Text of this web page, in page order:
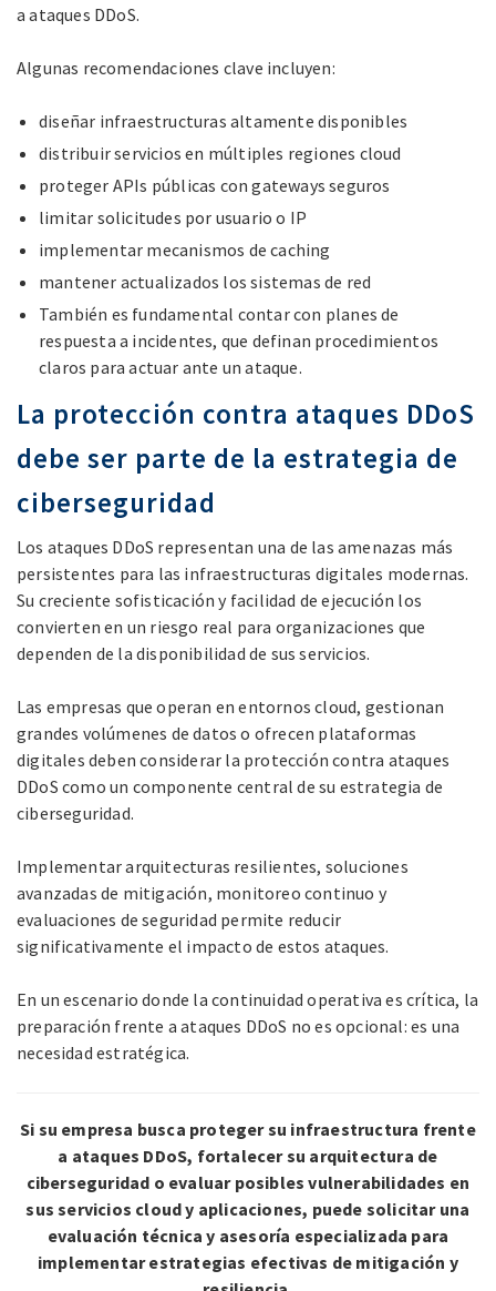
a ataques DDoS.
Algunas recomendaciones clave incluyen:
diseñar infraestructuras altamente disponibles
distribuir servicios en múltiples regiones cloud
proteger APIs públicas con gateways seguros
limitar solicitudes por usuario o IP
implementar mecanismos de caching
mantener actualizados los sistemas de red
También es fundamental contar con planes de
respuesta a incidentes, que definan procedimientos
claros para actuar ante un ataque.
La protección contra ataques DDoS
debe ser parte de la estrategia de
ciberseguridad
Los ataques DDoS representan una de las amenazas más
persistentes para las infraestructuras digitales modernas.
Su creciente sofisticación y facilidad de ejecución los
convierten en un riesgo real para organizaciones que
dependen de la disponibilidad de sus servicios.
Las empresas que operan en entornos cloud, gestionan
grandes volúmenes de datos o ofrecen plataformas
digitales deben considerar la protección contra ataques
DDoS como un componente central de su estrategia de
ciberseguridad.
Implementar arquitecturas resilientes, soluciones
avanzadas de mitigación, monitoreo continuo y
evaluaciones de seguridad permite reducir
significativamente el impacto de estos ataques.
En un escenario donde la continuidad operativa es crítica, la
preparación frente a ataques DDoS no es opcional: es una
necesidad estratégica.
Si su empresa busca proteger su infraestructura frente
a ataques DDoS, fortalecer su arquitectura de
ciberseguridad o evaluar posibles vulnerabilidades en
sus servicios cloud y aplicaciones, puede solicitar una
evaluación técnica y asesoría especializada para
implementar estrategias efectivas de mitigación y